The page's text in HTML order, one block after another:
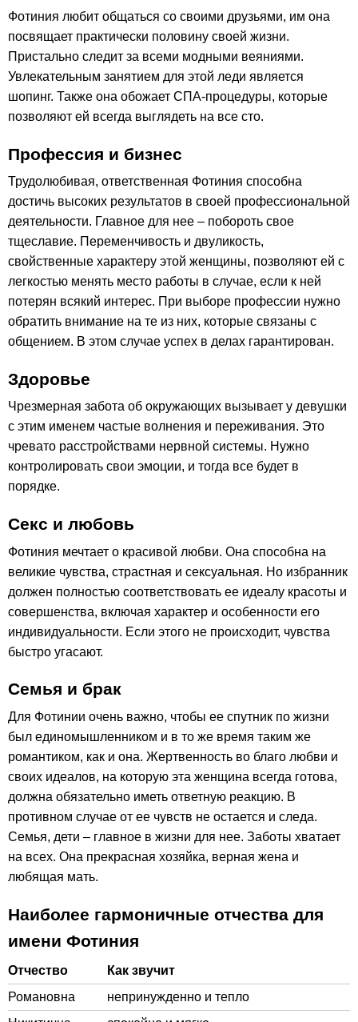
Фотиния любит общаться со своими друзьями, им она
посвящает практически половину своей жизни.
Пристально следит за всеми модными веяниями.
Увлекательным занятием для этой леди является
шопинг. Также она обожает СПА-процедуры, которые
позволяют ей всегда выглядеть на все сто.
Профессия и бизнес
Трудолюбивая, ответственная Фотиния способна
достичь высоких результатов в своей профессиональной
деятельности. Главное для нее – побороть свое
тщеславие. Переменчивость и двуликость,
свойственные характеру этой женщины, позволяют ей с
легкостью менять место работы в случае, если к ней
потерян всякий интерес. При выборе профессии нужно
обратить внимание на те из них, которые связаны с
общением. В этом случае успех в делах гарантирован.
Здоровье
Чрезмерная забота об окружающих вызывает у девушки
с этим именем частые волнения и переживания. Это
чревато расстройствами нервной системы. Нужно
контролировать свои эмоции, и тогда все будет в
порядке.
Секс и любовь
Фотиния мечтает о красивой любви. Она способна на
великие чувства, страстная и сексуальная. Но избранник
должен полностью соответствовать ее идеалу красоты и
совершенства, включая характер и особенности его
индивидуальности. Если этого не происходит, чувства
быстро угасают.
Семья и брак
Для Фотинии очень важно, чтобы ее спутник по жизни
был единомышленником и в то же время таким же
романтиком, как и она. Жертвенность во благо любви и
своих идеалов, на которую эта женщина всегда готова,
должна обязательно иметь ответную реакцию. В
противном случае от ее чувств не остается и следа.
Семья, дети – главное в жизни для нее. Заботы хватает
на всех. Она прекрасная хозяйка, верная жена и
любящая мать.
Наиболее гармоничные отчества для
имени Фотиния
Отчество
Как звучит
Романовна
непринужденно и тепло